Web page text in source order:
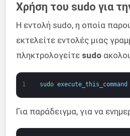
Χρήση του sudo για
Η εντολή sudo, η οποία
εκτελείτε εντολές μιας
πληκτρολογείτε sudo
1 sudo execute_this_command
Για παράδειγμα, για να